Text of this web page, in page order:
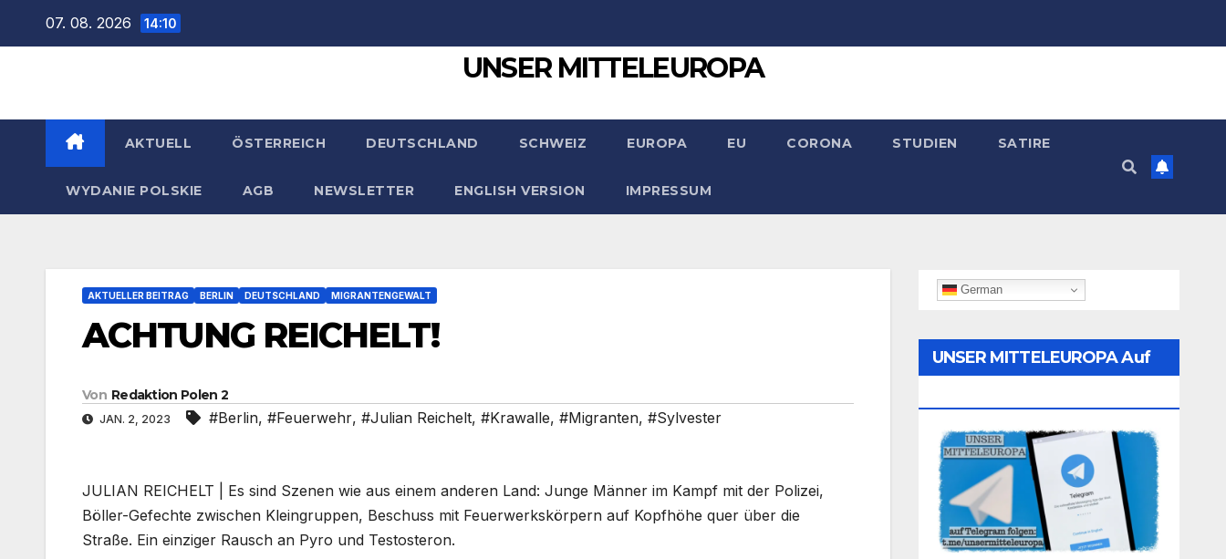
07. 08. 2026 14:10
UNSER MITTELEUROPA
AKTUELL ÖSTERREICH DEUTSCHLAND SCHWEIZ EUROPA EU CORONA STUDIEN SATIRE
WYDANIE POLSKIE AGB NEWSLETTER ENGLISH VERSION IMPRESSUM
AKTUELLER BEITRAG BERLIN DEUTSCHLAND MIGRANTENGEWALT
ACHTUNG REICHELT!
Von Redaktion Polen 2
JAN. 2, 2023 #Berlin, #Feuerwehr, #Julian Reichelt, #Krawalle, #Migranten, #Sylvester
JULIAN REICHELT | Es sind Szenen wie aus einem anderen Land: Junge Männer im Kampf mit der Polizei,
Böller-Gefechte zwischen Kleingruppen, Beschuss mit Feuerwerkskörpern auf Kopfhöhe quer über die
Straße. Ein einziger Rausch an Pyro und Testosteron.
German
UNSER MITTELEUROPA Auf